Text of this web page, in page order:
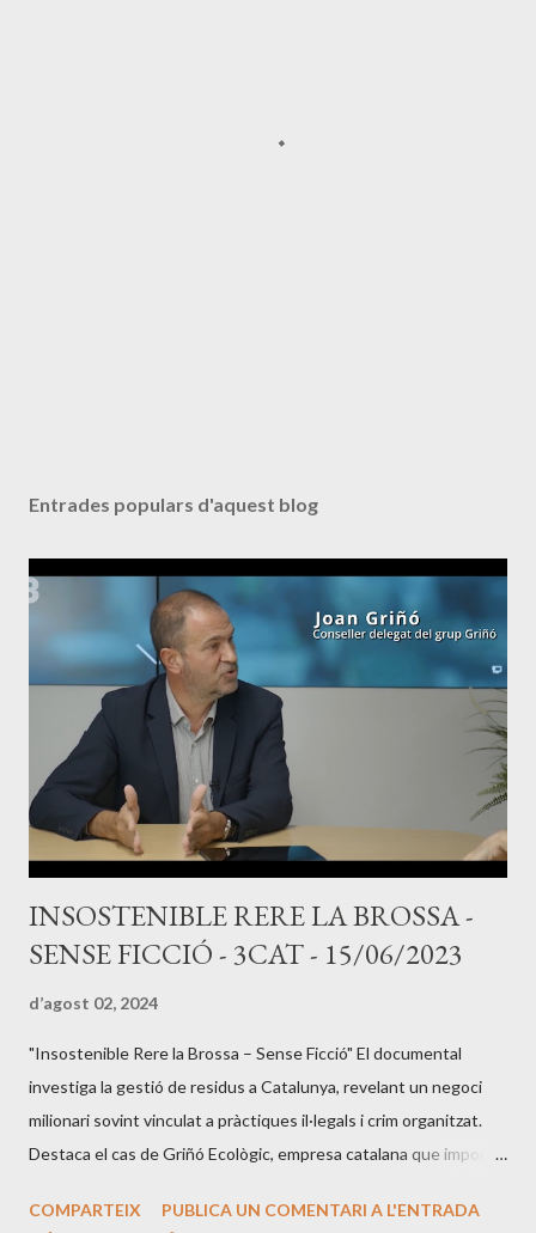
Entrades populars d'aquest blog
INSOSTENIBLE RERE LA BROSSA -
SENSE FICCIÓ - 3CAT - 15/06/2023
d’agost 02, 2024
"Insostenible Rere la Brossa – Sense Ficció" El documental
investiga la gestió de residus a Catalunya, revelant un negoci
milionari sovint vinculat a pràctiques il·legals i crim organitzat.
Destaca el cas de Griñó Ecològic, empresa catalana que importa
italians genera sospites per les seves connexions amb activitats
COMPARTEIX
PUBLICA UN COMENTARI A L'ENTRADA